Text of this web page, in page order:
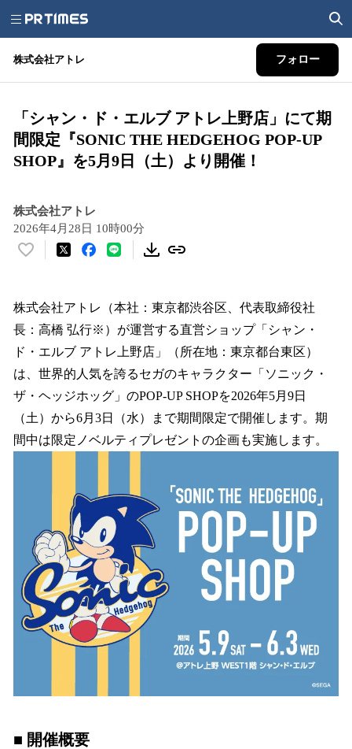
株式会社アトレ フォロー
「シャン・ド・エルブ アトレ上野店」にて期
間限定『SONIC THE HEDGEHOG POP-UP
SHOP』を5月9日（土）より開催！
株式会社アトレ
2026年4月28日 10時00分
い
！
読
込
中
で
す
株式会社アトレ（本社：東京都渋谷区、代表取締役社
長：高橋 弘行※）が運営する直営ショップ「シャン・
ド・エルブ アトレ上野店」（所在地：東京都台東区）
は、世界的人気を誇るセガのキャラクター「ソニック・
ザ・ヘッジホッグ」のPOP-UP SHOPを2026年5月9日
（土）から6月3日（水）まで期間限定で開催します。期
間中は限定ノベルティプレゼントの企画も実施します。
■ 開催概要